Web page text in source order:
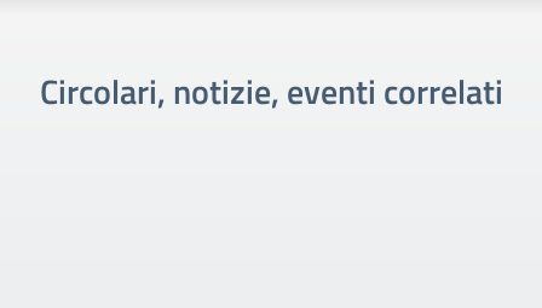
Circolari, notizie, eventi correlati